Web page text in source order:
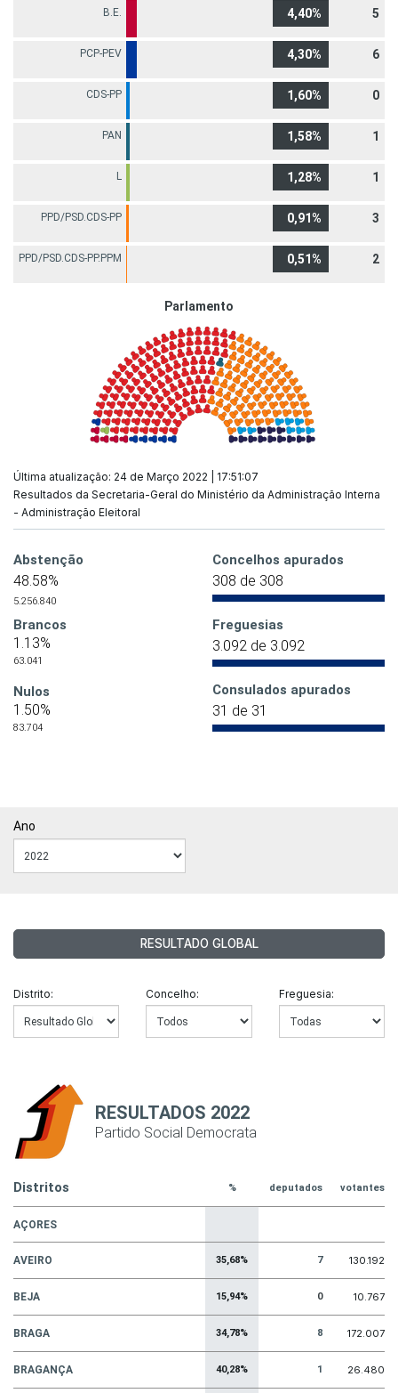
Parlamento
B.E. 4,40% 5
PCP-PEV 4,30% 6
CDS-PP 1,60% 0
PAN 1,58% 1
L 1,28% 1
PPD/PSD.CDS-PP 0,91% 3
PPD/PSD.CDS-PP.PPM 0,51% 2
Última atualização: 24 de Março 2022 | 17:51:07
Resultados da Secretaria-Geral do Ministério da Administração Interna
- Administração Eleitoral
Concelhos apurados
308 de 308
Freguesias
3.092 de 3.092
Consulados apurados
31 de 31
Abstenção
48.58%
5.256.840
Brancos
1.13%
63.041
Nulos
1.50%
83.704
Ano
RESULTADO GLOBAL
Distrito: Concelho: Freguesia:
RESULTADOS 2022
Partido Social Democrata
Distritos % deputados votantes
AÇORES
AVEIRO 35,68% 7 130.192
BEJA 15,94% 0 10.767
BRAGA 34,78% 8 172.007
BRAGANÇA 40,28% 1 26.480